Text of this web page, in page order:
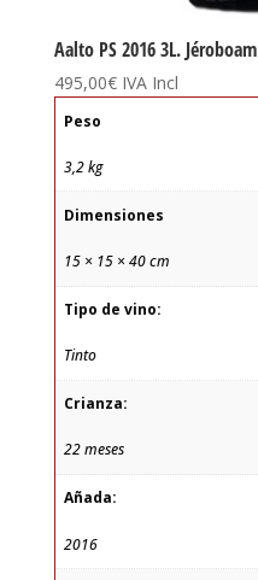
Aalto PS 2016 3L. Jéroboam
495,00€ IVA Incl
Peso
3,2 kg
Dimensiones
15 × 15 × 40 cm
Tipo de vino:
Tinto
Crianza:
22 meses
Añada:
2016